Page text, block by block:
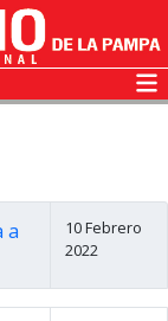
a
10 Febrero
2022